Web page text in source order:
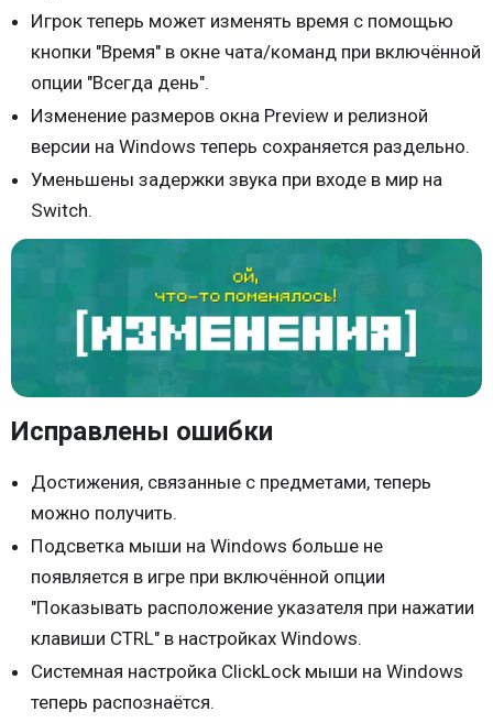
Игрок теперь может изменять время с помощью
кнопки "Время" в окне чата/команд при включённой
опции "Всегда день".
Изменение размеров окна Preview и релизной
версии на Windows теперь сохраняется раздельно.
Уменьшены задержки звука при входе в мир на
Switch.
Исправлены ошибки
Достижения, связанные с предметами, теперь
можно получить.
Подсветка мыши на Windows больше не
появляется в игре при включённой опции
"Показывать расположение указателя при нажатии
клавиши CTRL" в настройках Windows.
Системная настройка ClickLock мыши на Windows
теперь распознаётся.